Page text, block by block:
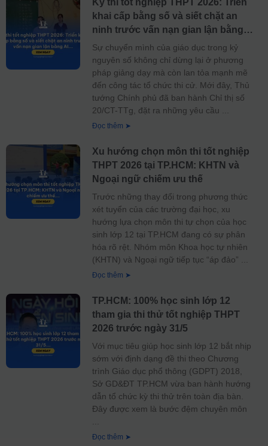
khai cấp bằng số và siết chặt an
ninh trước vấn nạn gian lận bằng
AI
Sự chuyển mình của giáo dục trong kỷ
nguyên số không chỉ dừng lại ở phương
pháp giảng dạy mà còn lan tỏa mạnh mẽ
đến công tác tổ chức thi cử. Mới đây, Thủ
tướng Chính phủ đã ban hành Chỉ thị số
20/CT-TTg, đặt ra những yêu cầu
Đọc thêm ➤
Xu hướng chọn môn thi tốt nghiệp
THPT 2026 tại TP.HCM: KHTN và
Ngoại ngữ chiếm ưu thế
Trước những thay đổi trong phương thức
xét tuyển của các trường đại học, xu
hướng lựa chọn môn thi tự chọn của học
sinh lớp 12 tại TP.HCM đang có sự phân
hóa rõ rệt. Nhóm môn Khoa học tự nhiên
(KHTN) và Ngoại ngữ tiếp tục “áp đảo”
Đọc thêm ➤
TP.HCM: 100% học sinh lớp 12
tham gia thi thử tốt nghiệp THPT
2026 trước ngày 31/5
Với mục tiêu giúp học sinh lớp 12 bắt nhịp
sớm với định dạng đề thi theo Chương
trình Giáo dục phổ thông (GDPT) 2018,
Sở GD&ĐT TP.HCM vừa ban hành hướng
dẫn tổ chức kỳ thi thử trên toàn địa bàn.
Đây được xem là bước đệm chuyên môn
Đọc thêm ➤